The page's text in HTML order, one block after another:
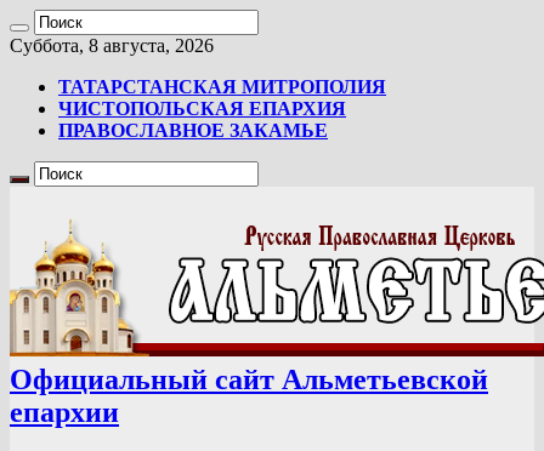
Суббота, 8 августа, 2026
ТАТАРСТАНСКАЯ МИТРОПОЛИЯ
ЧИСТОПОЛЬСКАЯ ЕПАРХИЯ
ПРАВОСЛАВНОЕ ЗАКАМЬЕ
Официальный сайт Альметьевской
епархии